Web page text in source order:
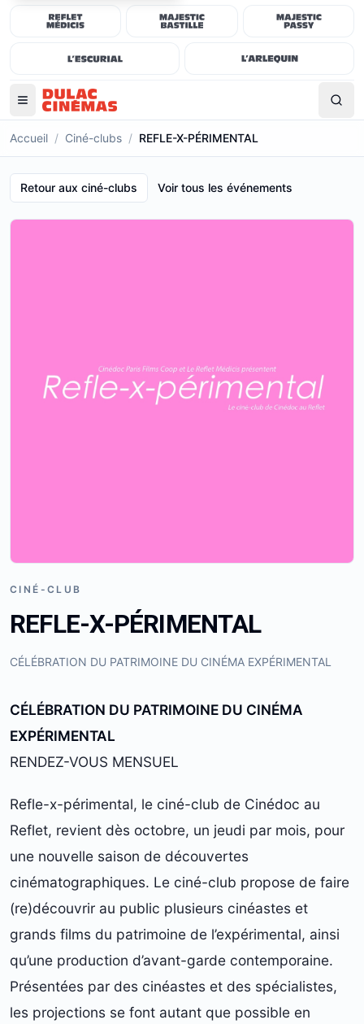
Accueil / Ciné-clubs / REFLE-X-PÉRIMENTAL
Retour aux ciné-clubs Voir tous les événements
CINÉ-CLUB
REFLE-X-PÉRIMENTAL
CÉLÉBRATION DU PATRIMOINE DU CINÉMA EXPÉRIMENTAL
CÉLÉBRATION DU PATRIMOINE DU CINÉMA
EXPÉRIMENTAL
RENDEZ-VOUS MENSUEL
Refle-x-périmental, le ciné-club de Cinédoc au
Reflet, revient dès octobre, un jeudi par mois, pour
une nouvelle saison de découvertes
cinématographiques. Le ciné-club propose de faire
(re)découvrir au public plusieurs cinéastes et
grands films du patrimoine de l’expérimental, ainsi
qu’une production d’avant-garde contemporaine.
Présentées par des cinéastes et des spécialistes,
les projections se font autant que possible en